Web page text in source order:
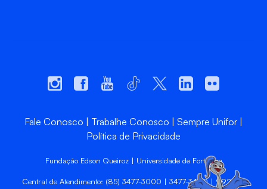
Fale Conosco Trabalhe Conosco
Sempre Unifor
Política de Privacidade
Fundação Edson Queiroz | Universidade de Fortaleza
Central de Atendimento: (85) 3477-3000 | 3477-3400 | 99246-